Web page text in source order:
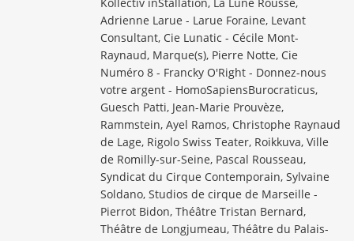
Adrienne Larue - Larue Foraine, Levant
Consultant, Cie Lunatic - Cécile Mont-
Raynaud, Marque(s), Pierre Notte, Cie
Numéro 8 - Francky O'Right - Donnez-nous
votre argent - HomoSapiensBurocraticus,
Guesch Patti, Jean-Marie Prouvèze,
Rammstein, Ayel Ramos, Christophe Raynaud
de Lage, Rigolo Swiss Teater, Roikkuva, Ville
de Romilly-sur-Seine, Pascal Rousseau,
Syndicat du Cirque Contemporain, Sylvaine
Soldano, Studios de cirque de Marseille -
Pierrot Bidon, Théâtre Tristan Bernard,
Théâtre de Longjumeau, Théâtre du Palais-